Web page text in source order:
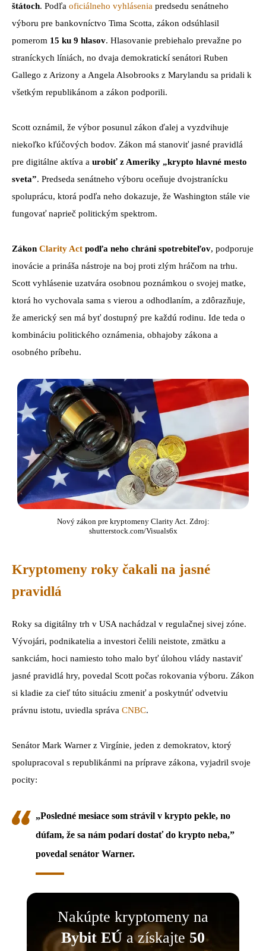
štátoch. Podľa oficiálneho vyhlásenia predsedu senátneho
výboru pre bankovníctvo Tima Scotta, zákon odsúhlasil
pomerom 15 ku 9 hlasov. Hlasovanie prebiehalo prevažne po
straníckych líniách, no dvaja demokratickí senátori Ruben
Gallego z Arizony a Angela Alsobrooks z Marylandu sa pridali k
všetkým republikánom a zákon podporili.
Scott oznámil, že výbor posunul zákon ďalej a vyzdvihuje
niekoľko kľúčových bodov. Zákon má stanoviť jasné pravidlá
pre digitálne aktíva a urobiť z Ameriky „krypto hlavné mesto
sveta”. Predseda senátneho výboru oceňuje dvojstranícku
spoluprácu, ktorá podľa neho dokazuje, že Washington stále vie
fungovať naprieč politickým spektrom.
Zákon Clarity Act podľa neho chráni spotrebiteľov, podporuje
inovácie a prináša nástroje na boj proti zlým hráčom na trhu.
Scott vyhlásenie uzatvára osobnou poznámkou o svojej matke,
ktorá ho vychovala sama s vierou a odhodlaním, a zdôrazňuje,
že americký sen má byť dostupný pre každú rodinu. Ide teda o
kombináciu politického oznámenia, obhajoby zákona a
osobného príbehu.
Nový zákon pre kryptomeny Clarity Act. Zdroj:
shutterstock.com/Visuals6x
Kryptomeny roky čakali na jasné
pravidlá
Roky sa digitálny trh v USA nachádzal v regulačnej sivej zóne.
Vývojári, podnikatelia a investori čelili neistote, zmätku a
sankciám, hoci namiesto toho malo byť úlohou vlády nastaviť
jasné pravidlá hry, povedal Scott počas rokovania výboru. Zákon
si kladie za cieľ túto situáciu zmeniť a poskytnúť odvetviu
právnu istotu, uviedla správa CNBC.
Senátor Mark Warner z Virgínie, jeden z demokratov, ktorý
spolupracoval s republikánmi na príprave zákona, vyjadril svoje
pocity:
„Posledné mesiace som strávil v krypto pekle, no
dúfam, že sa nám podarí dostať do krypto neba,”
povedal senátor Warner.
Nakúpte kryptomeny na
Bybit EÚ a získajte 50